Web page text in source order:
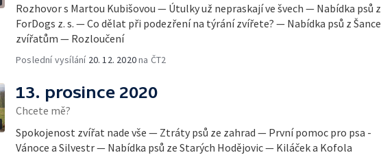
Rozhovor s Martou Kubišovou — Útulky už nepraskají ve švech — Nabídka psů z
ForDogs z. s. — Co dělat při podezření na týrání zvířete? — Nabídka psů z Šance
zvířatům — Rozloučení
Poslední vysílání 20. 12. 2020na ČT2
13. prosince 2020
Chcete mě?
Spokojenost zvířat nade vše — Ztráty psů ze zahrad — První pomoc pro psa -
Vánoce a Silvestr — Nabídka psů ze Starých Hodějovic — Kiláček a Kofola